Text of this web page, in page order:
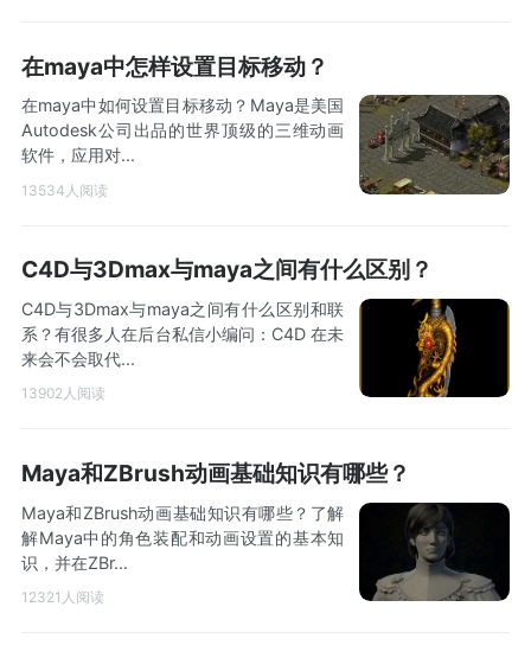
在maya中怎样设置目标移动？
在maya中如何设置目标移动？Maya是美国
Autodesk公司出品的世界顶级的三维动画
软件，应用对...
13534人阅读
C4D与3Dmax与maya之间有什么区别？
C4D与3Dmax与maya之间有什么区别和联
系？有很多人在后台私信小编问：C4D 在未
来会不会取代...
13902人阅读
Maya和ZBrush动画基础知识有哪些？
Maya和ZBrush动画基础知识有哪些？了解
解Maya中的角色装配和动画设置的基本知
识，并在ZBr...
12321人阅读